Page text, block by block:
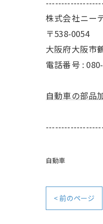
株式会社ニー
〒538-0054
大阪府大阪市
電話番号 :
自動車の部品
自動車
< 前のページ